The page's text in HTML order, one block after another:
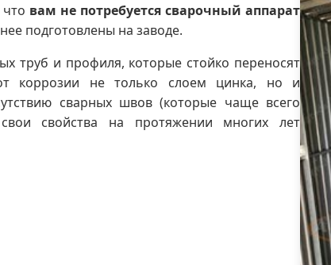
вам не потребуется сварочный аппарат
подготовлены на заводе.
труб и профиля, которые стойко переносят
коррозии не только слоем цинка, но и
сварных швов (которые чаще всего
свойства на протяжении многих лет